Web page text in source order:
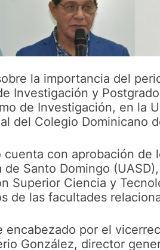
la importancia del
Investigación y
de Investigación, en la
del Colegio Dominicano
cuenta con aprobación de
Santo Domingo
Superior Ciencia y
de las facultades
encabezado por el
González, director